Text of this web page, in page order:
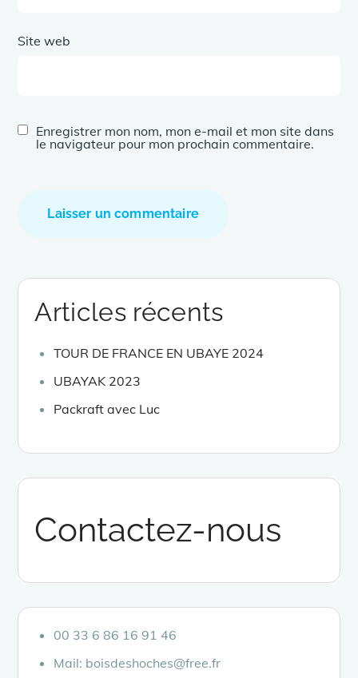
Site web
Enregistrer mon nom, mon e-mail et mon site dans
le navigateur pour mon prochain commentaire.
Articles récents
TOUR DE FRANCE EN UBAYE 2024
UBAYAK 2023
Packraft avec Luc
Contactez-nous
00 33 6 86 16 91 46
Mail: boisdeshoches@free.fr